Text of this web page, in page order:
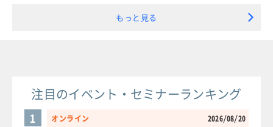
もっと見る
注目のイベント・セミナーランキング
オンライン 2026/08/20
1